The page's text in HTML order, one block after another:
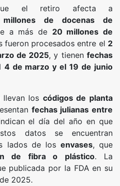
el retiro afecta a
millones de docenas de
a más de 20 millones de
fueron procesados entre el 2
de 2025, y tienenfechas
4 de marzo y el 19 de junio
llevan los códigos de planta
fechas julianas entre
el día del año en que
datos se encuentran
lados de los envases, que
de fibra o plástico. La
publicada por la FDA en su
2025.